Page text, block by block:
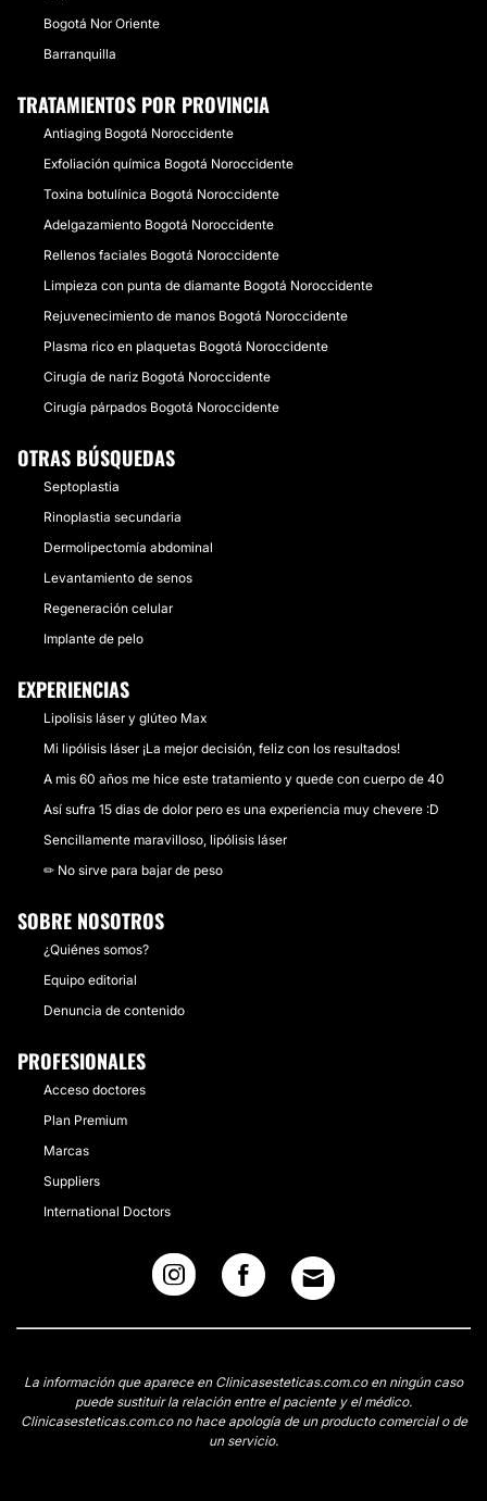
Bogotá Nor Oriente
Barranquilla
TRATAMIENTOS POR PROVINCIA
Antiaging Bogotá Noroccidente
Exfoliación química Bogotá Noroccidente
Toxina botulínica Bogotá Noroccidente
Adelgazamiento Bogotá Noroccidente
Rellenos faciales Bogotá Noroccidente
Limpieza con punta de diamante Bogotá Noroccidente
Rejuvenecimiento de manos Bogotá Noroccidente
Plasma rico en plaquetas Bogotá Noroccidente
Cirugía de nariz Bogotá Noroccidente
Cirugía párpados Bogotá Noroccidente
OTRAS BÚSQUEDAS
Septoplastia
Rinoplastia secundaria
Dermolipectomía abdominal
Levantamiento de senos
Regeneración celular
Implante de pelo
EXPERIENCIAS
Lipolisis láser y glúteo Max
Mi lipólisis láser ¡La mejor decisión, feliz con los resultados!
A mis 60 años me hice este tratamiento y quede con cuerpo de 40
Así sufra 15 dias de dolor pero es una experiencia muy chevere :D
Sencillamente maravilloso, lipólisis láser
✏ No sirve para bajar de peso
SOBRE NOSOTROS
¿Quiénes somos?
Equipo editorial
Denuncia de contenido
PROFESIONALES
Acceso doctores
Plan Premium
Marcas
Suppliers
International Doctors
La información que aparece en Clinicasesteticas.com.co en ningún caso
puede sustituir la relación entre el paciente y el médico.
Clinicasesteticas.com.co no hace apología de un producto comercial o de
un servicio.